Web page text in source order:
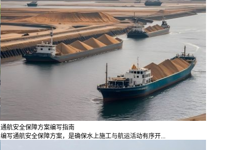
通航安全保障方案编写指南
编写通航安全保障方案，是确保水上施工与航运活动有序开...